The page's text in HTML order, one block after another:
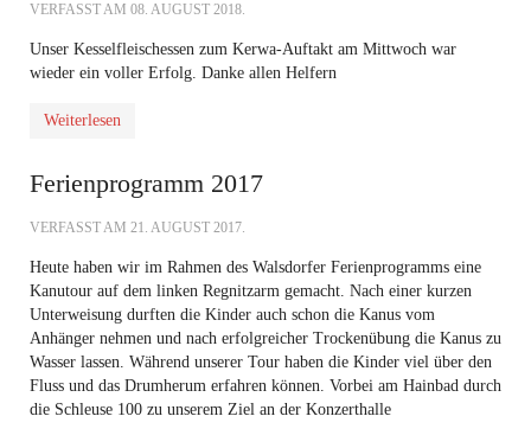
VERFASST AM 08. AUGUST 2018.
Unser Kesselfleischessen zum Kerwa-Auftakt am Mittwoch war
wieder ein voller Erfolg. Danke allen Helfern
Weiterlesen
Ferienprogramm 2017
VERFASST AM 21. AUGUST 2017.
Heute haben wir im Rahmen des Walsdorfer Ferienprogramms eine
Kanutour auf dem linken Regnitzarm gemacht. Nach einer kurzen
Unterweisung durften die Kinder auch schon die Kanus vom
Anhänger nehmen und nach erfolgreicher Trockenübung die Kanus zu
Wasser lassen. Während unserer Tour haben die Kinder viel über den
Fluss und das Drumherum erfahren können. Vorbei am Hainbad durch
die Schleuse 100 zu unserem Ziel an der Konzerthalle